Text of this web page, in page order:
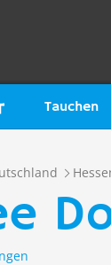
Tauchen